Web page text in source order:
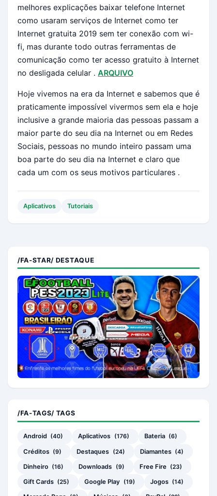
melhores explicações baixar telefone Internet
como usaram serviços de Internet como ter
Internet gratuita 2019 sem ter conexão com wi-
fi, mas durante todo outras ferramentas de
comunicação como ter acesso gratuito à Internet
no desligada celular . ARQUIVO
Hoje vivemos na era da Internet e sabemos que é
praticamente impossível vivermos sem ela e hoje
inclusive a grande maioria das pessoas passam a
maior parte do seu dia na Internet ou em Redes
Sociais, pessoas no mundo inteiro passam uma
boa parte do seu dia na Internet e claro que
cada um com os seus motivos particulares .
Aplicativos Tutoriais
/FA-STAR/ DESTAQUE
/FA-TAGS/ TAGS
Android (40) Aplicativos (176) Bateria (6)
Créditos (9) Destaques (24) Diamantes (4)
Dinheiro (16) Downloads (9) Free Fire (23)
Gift Cards (25) Google Play (19) Jogos (14)